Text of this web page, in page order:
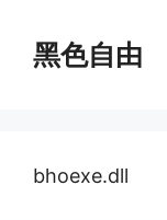
黑色自由
bhoexe.dll